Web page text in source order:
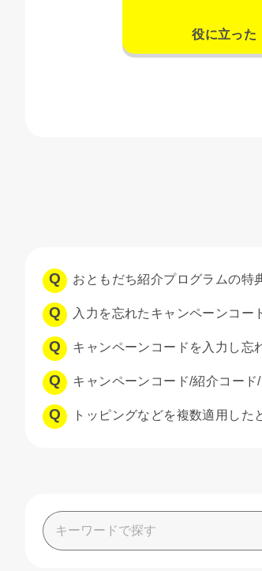
役に立った
おともだち紹介プログラムの特
入力を忘れたキャンペーンコー
キャンペーンコードを入力し忘
キャンペーンコード/紹介コー
トッピングなどを複数適用し